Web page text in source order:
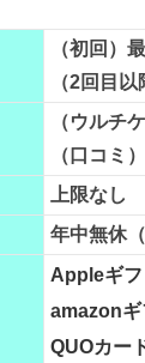
（初回）
（2回目
（ウルチ
（口コミ
上限なし
年中無休
Appleギ
amazonギ
QUOカー